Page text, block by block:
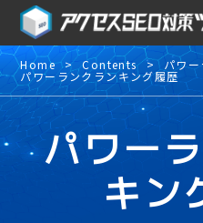
Home Contents パワ
パワーランクランキング履歴
パワー
キン